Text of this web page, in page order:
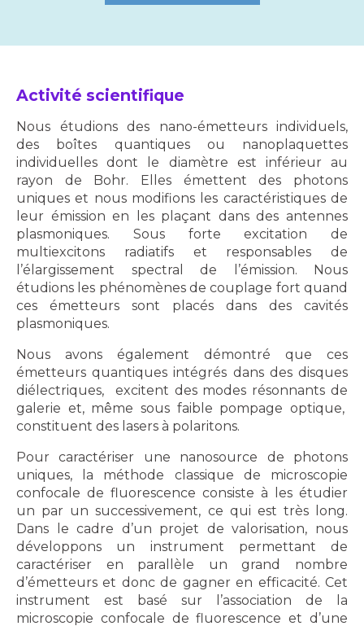
Activité scientifique
Nous étudions des nano-émetteurs individuels,
des boîtes quantiques ou nanoplaquettes
individuelles dont le diamètre est inférieur au
rayon de Bohr. Elles émettent des photons
uniques et nous modifions les caractéristiques de
leur émission en les plaçant dans des antennes
plasmoniques. Sous forte excitation de
multiexcitons radiatifs et responsables de
l’élargissement spectral de l’émission. Nous
étudions les phénomènes de couplage fort quand
ces émetteurs sont placés dans des cavités
plasmoniques.
Nous avons également démontré que ces
émetteurs quantiques intégrés dans des disques
diélectriques, excitent des modes résonnants de
galerie et, même sous faible pompage optique,
constituent des lasers à polaritons.
Pour caractériser une nanosource de photons
uniques, la méthode classique de microscopie
confocale de fluorescence consiste à les étudier
un par un successivement, ce qui est très long.
Dans le cadre d’un projet de valorisation, nous
développons un instrument permettant de
caractériser en parallèle un grand nombre
d’émetteurs et donc de gagner en efficacité. Cet
instrument est basé sur l’association de la
microscopie confocale de fluorescence et d’une